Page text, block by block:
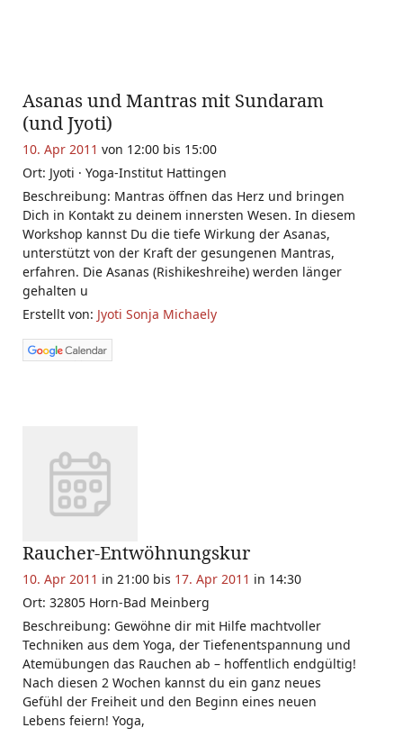
Asanas und Mantras mit Sundaram
(und Jyoti)
10. Apr 2011 von 12:00 bis 15:00
Ort: Jyoti · Yoga-Institut Hattingen
Beschreibung: Mantras öffnen das Herz und bringen
Dich in Kontakt zu deinem innersten Wesen. In diesem
Workshop kannst Du die tiefe Wirkung der Asanas,
unterstützt von der Kraft der gesungenen Mantras,
erfahren. Die Asanas (Rishikeshreihe) werden länger
gehalten u
Erstellt von: Jyoti Sonja Michaely
Raucher-Entwöhnungskur
10. Apr 2011 in 21:00 bis 17. Apr 2011 in 14:30
Ort: 32805 Horn-Bad Meinberg
Beschreibung: Gewöhne dir mit Hilfe machtvoller
Techniken aus dem Yoga, der Tiefenentspannung und
Atemübungen das Rauchen ab – hoffentlich endgültig!
Nach diesen 2 Wochen kannst du ein ganz neues
Gefühl der Freiheit und den Beginn eines neuen
Lebens feiern! Yoga,